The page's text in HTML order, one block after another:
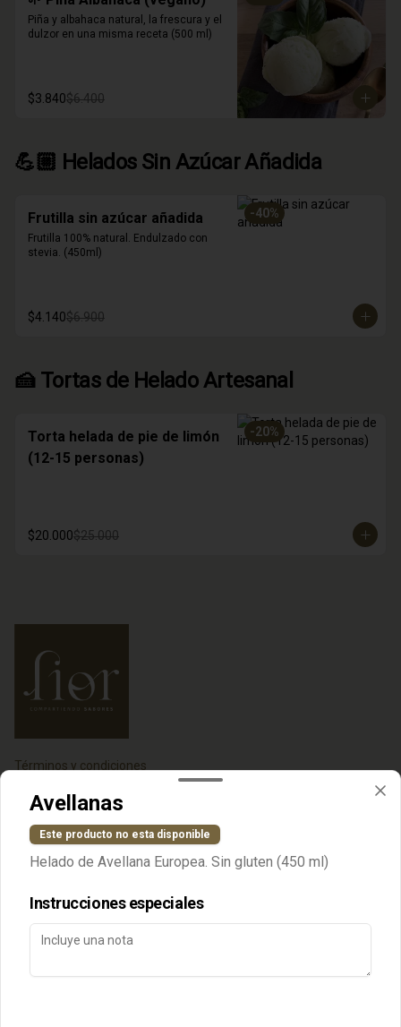
Piña y albahaca natural, la frescura y el
dulzor en una misma receta (500 ml)
$3.840$6.400
💪🏼 Helados Sin Azúcar Añadida
-40%
Frutilla sin azúcar añadida
Frutilla 100% natural. Endulzado con
stevia. (450ml)
$4.140$6.900
🍰 Tortas de Helado Artesanal
-20%
Torta helada de pie de limón
(12-15 personas)
$20.000$25.000
Términos y condiciones
Redes sociales
Instagram
Mi cuenta
Iniciar sesión
Avellanas
Este producto no esta disponible
Helado de Avellana Europea. Sin gluten (450 ml)
Instrucciones especiales